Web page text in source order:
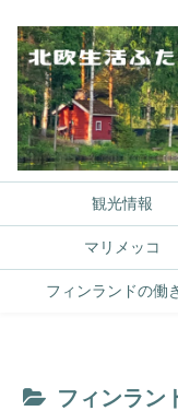
観光情報
マリメッコ
フィンランドの働
フィンラン